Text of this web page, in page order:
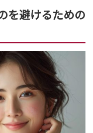
を避けるための